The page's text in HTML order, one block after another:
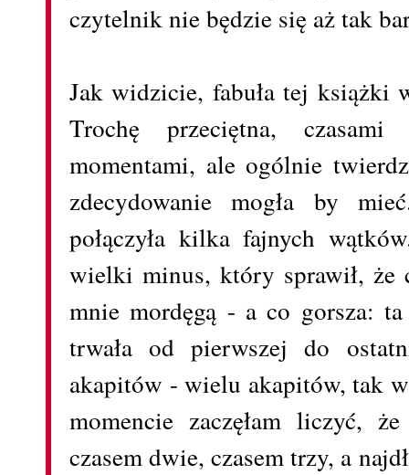
czytelnik nie będzie się aż tak
Jak widzicie, fabuła tej książki
Trochę przeciętna,
momentami, ale ogólnie
zdecydowanie mogła by
połączyła kilka fajnych
wielki minus, który sprawił, że
mnie mordęgą - a co gorsza:
trwała od pierwszej do
akapitów - wielu akapitów, tak
momencie zaczęłam liczyć,
czasem dwie, czasem trzy, a